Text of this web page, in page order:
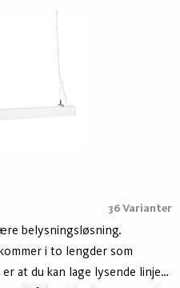
tak.
36 Varianter
belysningsløsning.
i to lengder som
at du kan lage lysende linjer i